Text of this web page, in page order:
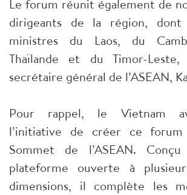
Le forum réunit également de
dirigeants de la région, dont
ministres du Laos, du
Thaïlande et du Timor-
secrétaire général de l’ASEAN,
Pour rappel, le Vietnam
l’initiative de créer ce
Sommet de l’ASEAN.
plateforme ouverte à
dimensions, il complète les